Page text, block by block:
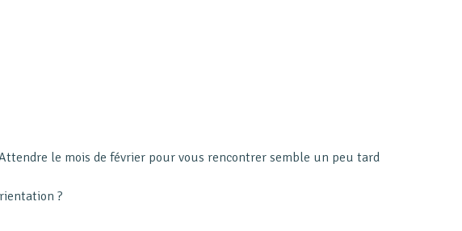
le mois de février pour vous rencontrer semble un peu tard
?